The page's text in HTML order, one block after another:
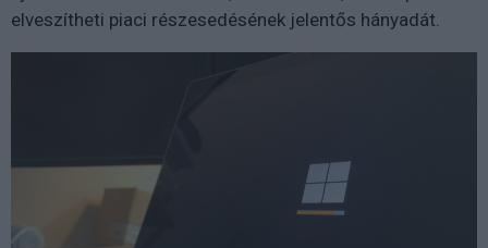
elveszítheti piaci részesedésének jelentős hányadát.